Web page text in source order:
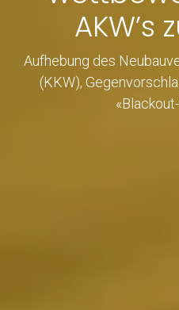
AKW’s
Aufhebung des
(KKW),